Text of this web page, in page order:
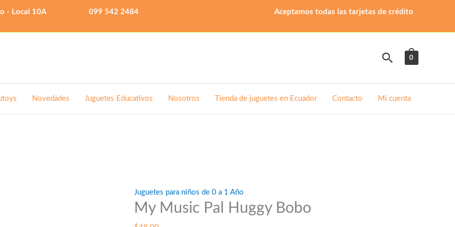
- Local 10A 099 542 2484 Aceptamos todas las tarjetas de crédito
Buscar
0
Novedades Juguetes Educativos Nosotros Tienda de juguetes en Ecuador Contacto Mi cuenta
Juguetes para niños de 0 a 1 Año
My Music Pal Huggy Bobo